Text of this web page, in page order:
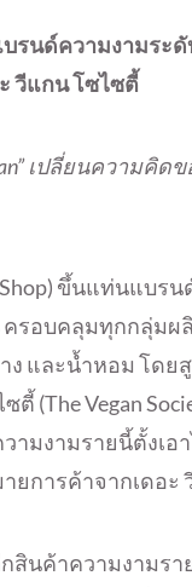
บรนด์ความงามร
วีแกน โซไซตี้
เปลี่ยนความคิ
Shop) ขึ้นแท่นแบ
ครอบคลุมทุกกลุ่
าง และน้ำหอม โ
ตี้ (The Vegan
มงามรายนี้ตั้งเอา
การค้าจากเดอะ
กสินค้าความงามร